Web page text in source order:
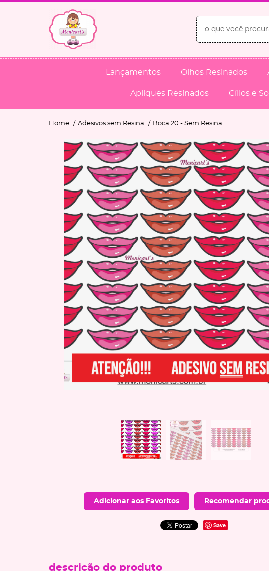
Lançamentos Olhos Resinados
Apliques Resinados Cílios e
Home Adesivos sem Resina Boca 20 - Sem Resina
Adicionar aos Favoritos Recomendar
Save
descrição do produto